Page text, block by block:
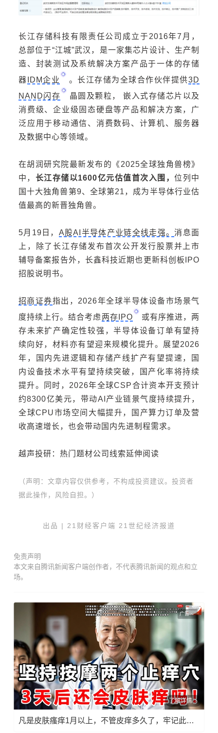
长江存储科技有限责任公司 成立于2016年7月，
总部位于“江城”武汉，是一家集芯片设计、生产制
造、封装测试及系统解决方案产品于一体的存储
器 IDM企业 。长江存储为全球合作伙伴提供3D
NAND闪存
晶圆及颗粒， 嵌入式存储芯片以及
消费级、企业级固态硬盘等产品和解决方案，广
泛应用于移动通信、消费数码、计算机、服务器
及数据中心等领域。
在胡润研究院最新发布的《2025全球独角兽榜》
中， 长江存储以1600亿元估值首次入围，位列中
国十大独角兽第9、全球第21，成为半导体行业估
值最高的新晋独角兽。
5月19日， A股AI半导体产业链全线走强。消息面
上，除了长江存储发布首次公开发行股票并上市
辅导备案报告外，长鑫科技近期也更新科创板 IPO
招股说明书。
招商证券指出，2026年全球半导体设备市场景气
度持续上行。结合考虑 两存IPO
或有序推进，两
存未来扩产确定性较强，半导体设备订单有望持
续向好，材料亦有望迎来规模化提升。展望2026
年，国内先进逻辑和存储产线扩产有望提速，国
内设备技术水平有望持续突破，国产化率将持续
提升。同时，2026年全球CSP合计资本开支预计
约8300亿美元，带动AI产业链景气度持续提升，
全球CPU市场空间大幅提升，国产算力订单及营
收高速增长，也会带动国内先进制程需求。
越声投研：热门题材公司线索延伸阅读
（声明：文章内容仅供参考，不构成投资建议。投资者
据此操作，风险自担。）
出品 | 21财经客户端 21世纪经济报道
免责声明
本文来自腾讯新闻客户端创作者，不代表腾讯新闻的观点和立
场。
广告
了解详情
凡是皮肤瘙痒1月以上，不管皮痒多久了，牢记此法，快！准！狠！